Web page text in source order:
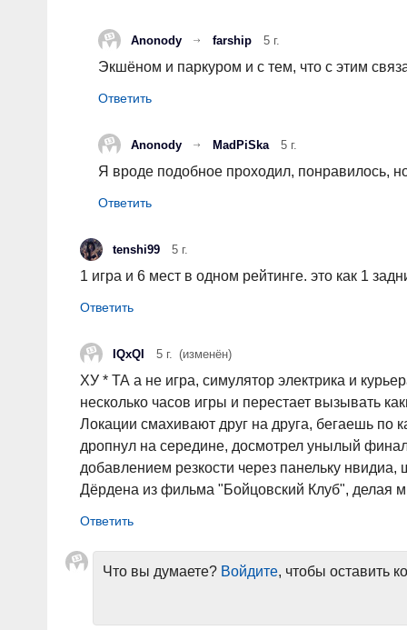
Anonody farship 5 г.
Экшёном и паркуром и с тем, что с этим
Anonody MadPiSka 5 г.
Я вроде подобное проходил, понравилось,
tenshi99 5 г.
1 игра и 6 мест в одном рейтинге. это как 1
IQxQI 5 г. (изменён)
ХУ * ТА а не игра, симулятор электрика и
несколько часов игры и перестает вызывать
Локации смахивают друг на друга, бегаешь
дропнул на середине, досмотрел унылый
добавлением резкости через панельку
Дёрдена из фильма "Бойцовский Клуб", делая
Что вы думаете? Войдите, чтобы оставить